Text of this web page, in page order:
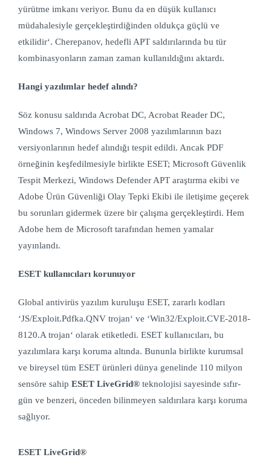
yürütme imkanı veriyor. Bunu da en düşük kullanıcı
müdahalesiyle gerçekleştirdiğinden oldukça güçlü ve
etkilidir‘. Cherepanov, hedefli APT saldırılarında bu tür
kombinasyonların zaman zaman kullanıldığını aktardı.
Hangi yazılımlar hedef alındı?
Söz konusu saldırıda Acrobat DC, Acrobat Reader DC,
Windows 7, Windows Server 2008 yazılımlarının bazı
versiyonlarının hedef alındığı tespit edildi. Ancak PDF
örneğinin keşfedilmesiyle birlikte ESET; Microsoft Güvenlik
Tespit Merkezi, Windows Defender APT araştırma ekibi ve
Adobe Ürün Güvenliği Olay Tepki Ekibi ile iletişime geçerek
bu sorunları gidermek üzere bir çalışma gerçekleştirdi. Hem
Adobe hem de Microsoft tarafından hemen yamalar
yayınlandı.
ESET kullanıcıları korunuyor
Global antivirüs yazılım kuruluşu ESET, zararlı kodları
‘JS/Exploit.Pdfka.QNV trojan‘ ve ‘Win32/Exploit.CVE-2018-
8120.A trojan‘ olarak etiketledi. ESET kullanıcıları, bu
yazılımlara karşı koruma altında. Bununla birlikte kurumsal
ve bireysel tüm ESET ürünleri dünya genelinde 110 milyon
sensöre sahip ESET LiveGrid® teknolojisi sayesinde sıfır-
gün ve benzeri, önceden bilinmeyen saldırılara karşı koruma
sağlıyor.
ESET LiveGrid®